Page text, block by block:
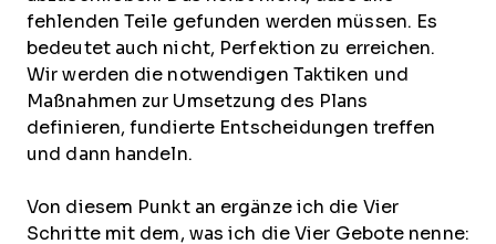
fehlenden Teile gefunden werden müssen. Es
bedeutet auch nicht, Perfektion zu erreichen.
Wir werden die notwendigen Taktiken und
Maßnahmen zur Umsetzung des Plans
definieren, fundierte Entscheidungen treffen
und dann handeln.
Von diesem Punkt an ergänze ich die Vier
Schritte mit dem, was ich die Vier Gebote nenne: